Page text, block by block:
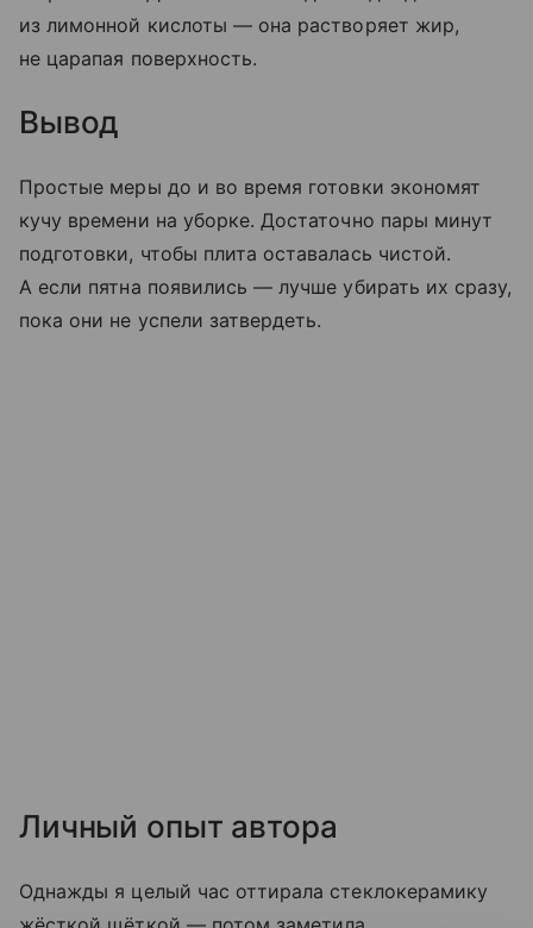
из лимонной кислоты — она растворяет жир,
не царапая поверхность.
Вывод
Простые меры до и во время готовки экономят
кучу времени на уборке. Достаточно пары минут
подготовки, чтобы плита оставалась чистой.
А если пятна появились — лучше убирать их сразу,
пока они не успели затвердеть.
Личный опыт автора
Однажды я целый час оттирала стеклокерамику